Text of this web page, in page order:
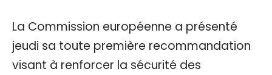
La Commission européenne a présenté
jeudi sa toute première recommandation
visant à renforcer la sécurité des